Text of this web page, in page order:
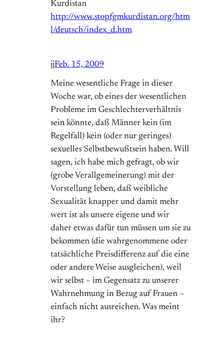
Kurdistan
http://www.stopfgmkurdistan.org/htm
l/deutsch/index_d.htm
jjFeb. 15, 2009
Meine wesentliche Frage in dieser
Woche war, ob eines der wesentlichen
Probleme im Geschlechterverhältnis
sein könnte, daß Männer kein (im
Regelfall) kein (oder nur geringes)
sexuelles Selbstbewußtsein haben. Will
sagen, ich habe mich gefragt, ob wir
(grobe Verallgemeinerung) mit der
Vorstellung leben, daß weibliche
Sexualität knapper und damit mehr
wert ist als unsere eigene und wir
daher etwas dafür tun müssen um sie zu
bekommen (die wahrgenommene oder
tatsächliche Preisdifferenz auf die eine
oder andere Weise ausgleichen), weil
wir selbst – im Gegensatz zu unserer
Wahrnehmung in Bezug auf Frauen –
einfach nicht ausreichen. Was meint
ihr?